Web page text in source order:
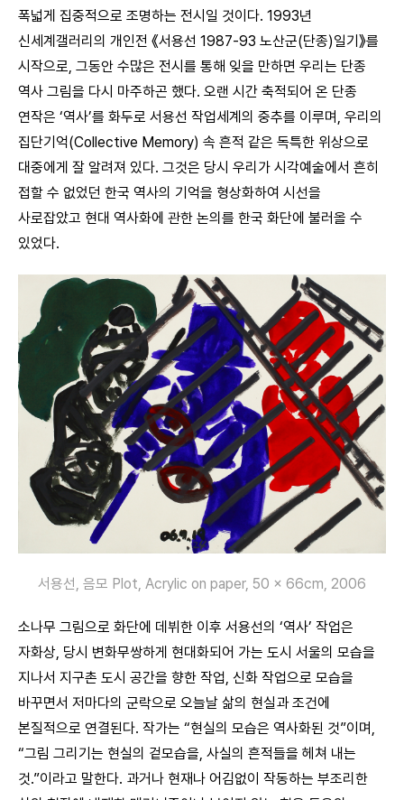
폭넓게 집중적으로 조명하는 전시일 것이다. 1993년
신세계갤러리의 개인전 《서용선 1987-93 노산군(단종)일기》를
시작으로, 그동안 수많은 전시를 통해 잊을 만하면 우리는 단종
역사 그림을 다시 마주하곤 했다. 오랜 시간 축적되어 온 단종
연작은 ‘역사’를 화두로 서용선 작업세계의 중추를 이루며, 우리의
집단기억(Collective Memory) 속 흔적 같은 독특한 위상으로
대중에게 잘 알려져 있다. 그것은 당시 우리가 시각예술에서 흔히
접할 수 없었던 한국 역사의 기억을 형상화하여 시선을
사로잡았고 현대 역사화에 관한 논의를 한국 화단에 불러올 수
있었다.
서용선, 음모 Plot, Acrylic on paper, 50 × 66cm, 2006
소나무 그림으로 화단에 데뷔한 이후 서용선의 ‘역사’ 작업은
자화상, 당시 변화무쌍하게 현대화되어 가는 도시 서울의 모습을
지나서 지구촌 도시 공간을 향한 작업, 신화 작업으로 모습을
바꾸면서 저마다의 군락으로 오늘날 삶의 현실과 조건에
본질적으로 연결된다. 작가는 “현실의 모습은 역사화된 것”이며,
“그림 그리기는 현실의 겉모습을, 사실의 흔적들을 헤쳐 내는
것.”이라고 말한다. 과거나 현재나 어김없이 작동하는 부조리한